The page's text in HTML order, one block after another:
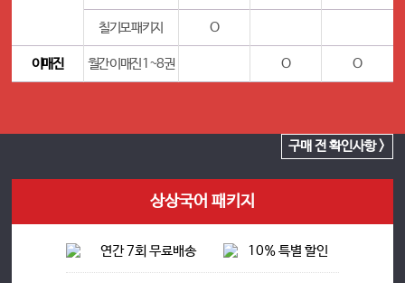
칠기모 패키지 O
이매진 월간 이매진 1~8권 O O
구매 전 확인사항 >
상상국어 패키지